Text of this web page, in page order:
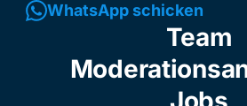
WhatsApp schicken
Team